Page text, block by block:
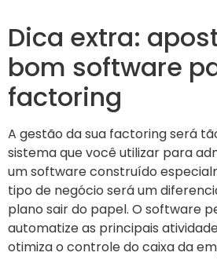
Dica extra:
bom software
factoring
A gestão da sua factoring será
sistema que você utilizar para
um software construído
tipo de negócio será um
plano sair do papel. O software
automatize as principais
otimiza o controle do caixa da